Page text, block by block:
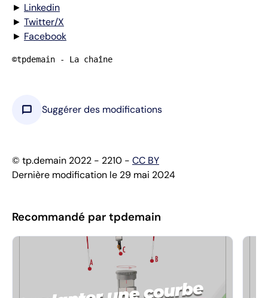
► Linkedin
► Twitter/X
► Facebook
©tpdemain - La chaîne
chat_bubble Suggérer des modifications
© tp.demain 2022 - 2210 - CC BY
Dernière modification le 29 mai 2024
Recommandé par tpdemain